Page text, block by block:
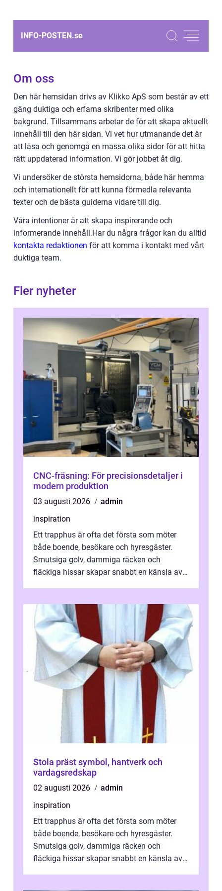
INFO-POSTEN.se
Om oss
Den här hemsidan drivs av Klikko ApS som består av ett
gäng duktiga och erfarna skribenter med olika
bakgrund. Tillsammans arbetar de för att skapa aktuellt
innehåll till den här sidan. Vi vet hur utmanande det är
att läsa och genomgå en massa olika sidor för att hitta
rätt uppdaterad information. Vi gör jobbet åt dig.
Vi undersöker de största hemsidorna, både här hemma
och internationellt för att kunna förmedla relevanta
texter och de bästa guiderna vidare till dig.
Våra intentioner är att skapa inspirerande och
informerande innehåll.Har du några frågor kan du alltid
kontakta redaktionen för att komma i kontakt med vårt
duktiga team.
Fler nyheter
CNC-fräsning: För precisionsdetaljer i
modern produktion
03 augusti 2026
admin
inspiration
Ett trapphus är ofta det första som möter
både boende, besökare och hyresgäster.
Smutsiga golv, dammiga räcken och
fläckiga hissar skapar snabbt en känsla av
Stola präst symbol, hantverk och
vardagsredskap
02 augusti 2026
admin
inspiration
Ett trapphus är ofta det första som möter
både boende, besökare och hyresgäster.
Smutsiga golv, dammiga räcken och
fläckiga hissar skapar snabbt en känsla av